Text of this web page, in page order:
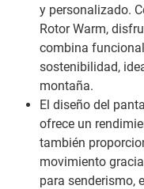
y personalizado.
Rotor Warm,
combina
sostenibilidad,
montaña.
El diseño del
ofrece un
también
movimiento
para senderismo,